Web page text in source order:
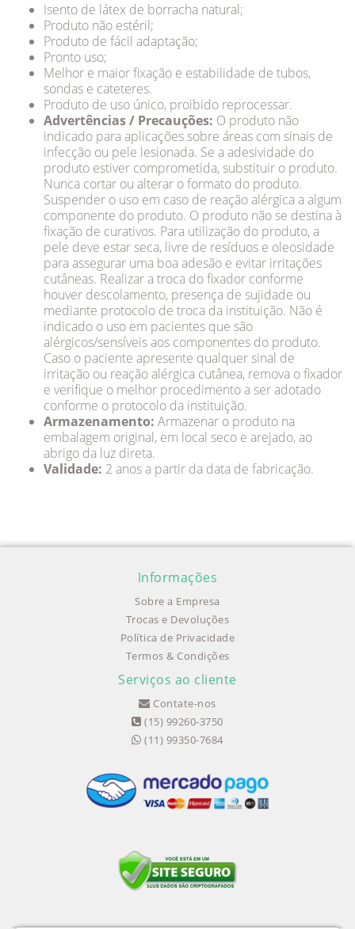
Isento de látex de borracha natural;
Produto não estéril;
Produto de fácil adaptação;
Pronto uso;
Melhor e maior fixação e estabilidade de tubos,
sondas e cateteres.
Produto de uso único, proibido reprocessar.
Advertências / Precauções: O produto não
indicado para aplicações sobre áreas com sinais de
infecção ou pele lesionada. Se a adesividade do
produto estiver comprometida, substituir o produto.
Nunca cortar ou alterar o formato do produto.
Suspender o uso em caso de reação alérgica a algum
componente do produto. O produto não se destina à
fixação de curativos. Para utilização do produto, a
pele deve estar seca, livre de resíduos e oleosidade
para assegurar uma boa adesão e evitar irritações
cutâneas. Realizar a troca do fixador conforme
houver descolamento, presença de sujidade ou
mediante protocolo de troca da instituição. Não é
indicado o uso em pacientes que são
alérgicos/sensíveis aos componentes do produto.
Caso o paciente apresente qualquer sinal de
irritação ou reação alérgica cutânea, remova o fixador
e verifique o melhor procedimento a ser adotado
conforme o protocolo da instituição.
Armazenamento: Armazenar o produto na
embalagem original, em local seco e arejado, ao
abrigo da luz direta.
Validade: 2 anos a partir da data de fabricação.
Informações
Sobre a Empresa
Trocas e Devoluções
Política de Privacidade
Termos & Condições
Serviços ao cliente
Contate-nos
(15) 99260-3750
(11) 99350-7684